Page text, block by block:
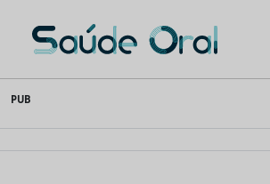
to
content
Saúde Oral
PUB